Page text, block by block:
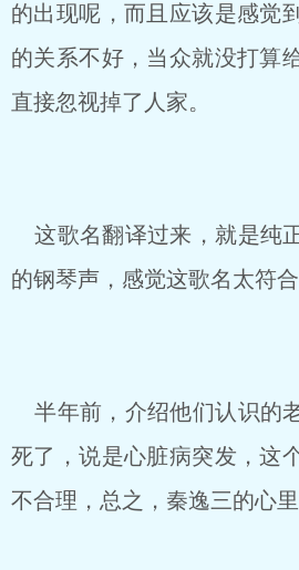
的出现呢，而且应该是感觉
的关系不好，当众就没打算
直接忽视掉了人家。
这歌名翻译过来，就是纯
的钢琴声，感觉这歌名太符合
半年前，介绍他们认识的
死了，说是心脏病突发，这
不合理，总之，秦逸三的心里